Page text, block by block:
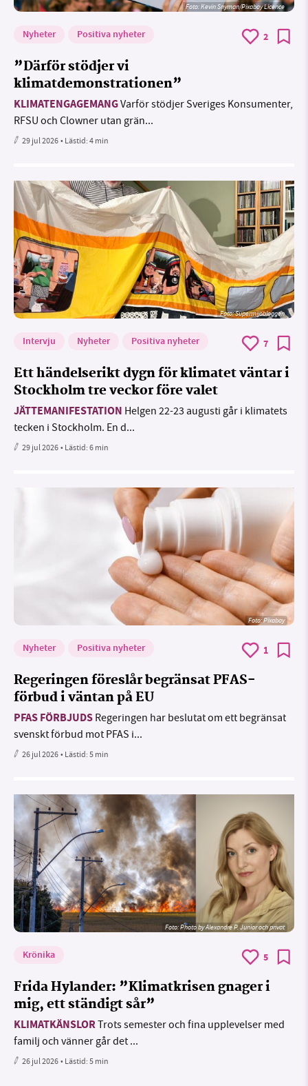
Foto:Kevin Snyman/Pixabay Licence
Nyheter Positiva nyheter 2
”Därför stödjer vi
klimatdemonstrationen”
KLIMATENGAGEMANGVarför stödjer Sveriges Konsumenter,
RFSU och Clowner utan grän...
29 jul 2026• Lästid:4 min
Foto: Supermijöbloggen
Intervju Nyheter Positiva nyheter 7
Ett händelserikt dygn för klimatet väntar i
Stockholm tre veckor före valet
JÄTTEMANIFESTATION Helgen 22-23 augusti går i klimatets
tecken i Stockholm. En d...
29 jul 2026• Lästid:6 min
Foto:Pixabay
Nyheter Positiva nyheter 1
Regeringen föreslår begränsat PFAS-
förbud i väntan på EU
PFAS FÖRBJUDS Regeringen har beslutat om ett begränsat
svenskt förbud mot PFAS i...
26 jul 2026• Lästid:5 min
Foto:Photo by Alexandre P. Junior och privat
Krönika 5
Frida Hylander: ”Klimatkrisen gnager i
mig, ett ständigt sår”
KLIMATKÄNSLORTrots semester och fina upplevelser med
familj och vänner går det ...
26 jul 2026• Lästid:5 min